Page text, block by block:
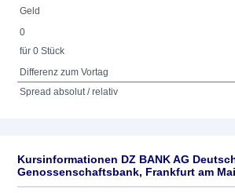
Geld
0
für 0 Stück
Differenz zum Vortag
Spread absolut / relativ
Kursinformationen DZ BANK AG
Genossenschaftsbank, Frankfurt am